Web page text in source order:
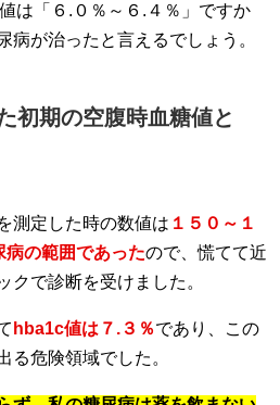
は「６.０％～６.４％」ですか
病が治ったと言えるでしょう。
初期の空腹時血糖値と
測定した時の数値は １５０～１
病の範囲であったので、慌てて近
クで診断を受けました。
hba1c値は７.３％であり、この
る危険領域でした。